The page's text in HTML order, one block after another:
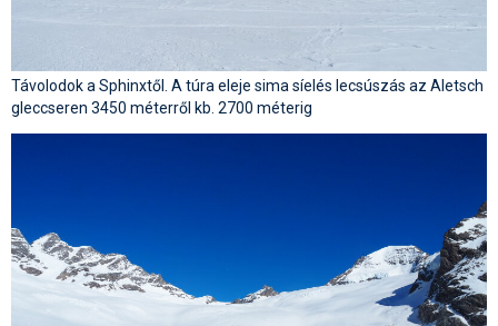
Távolodok a Sphinxtől. A túra eleje sima síelés lecsúszás az Aletsch
gleccseren 3450 méterről kb. 2700 méterig